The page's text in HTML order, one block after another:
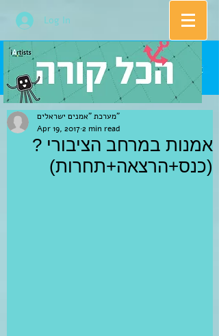
Log In
אמנות במרחב הציבורי ?
(כנס+הרצאה+תחרות)
מערכת "אמנים ישראלים"
Apr 19, 20172 min read